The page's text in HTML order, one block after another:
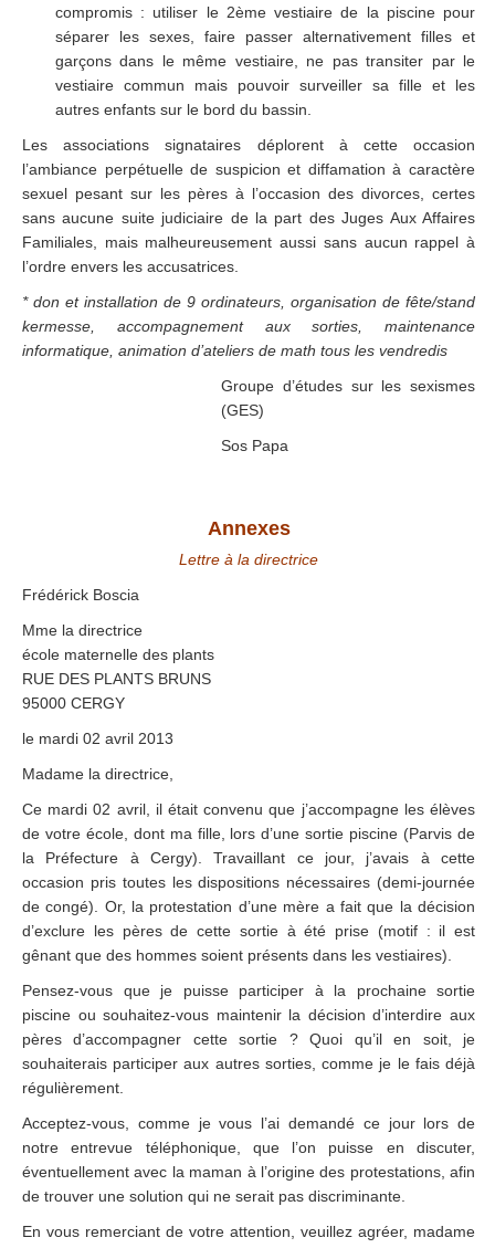
compromis : utiliser le 2ème vestiaire de la piscine pour
séparer les sexes, faire passer alternativement filles et
garçons dans le même vestiaire, ne pas transiter par le
vestiaire commun mais pouvoir surveiller sa fille et les
autres enfants sur le bord du bassin.
Les associations signataires déplorent à cette occasion
l’ambiance perpétuelle de suspicion et diffamation à caractère
sexuel pesant sur les pères à l’occasion des divorces, certes
sans aucune suite judiciaire de la part des Juges Aux Affaires
Familiales, mais malheureusement aussi sans aucun rappel à
l’ordre envers les accusatrices.
* don et installation de 9 ordinateurs, organisation de fête/stand
kermesse, accompagnement aux sorties, maintenance
informatique, animation d’ateliers de math tous les vendredis
Groupe d’études sur les sexismes
(GES)
Sos Papa
Annexes
Lettre à la directrice
Frédérick Boscia
Mme la directrice
école maternelle des plants
RUE DES PLANTS BRUNS
95000 CERGY
le mardi 02 avril 2013
Madame la directrice,
Ce mardi 02 avril, il était convenu que j’accompagne les élèves
de votre école, dont ma fille, lors d’une sortie piscine (Parvis de
la Préfecture à Cergy). Travaillant ce jour, j’avais à cette
occasion pris toutes les dispositions nécessaires (demi-journée
de congé). Or, la protestation d’une mère a fait que la décision
d’exclure les pères de cette sortie à été prise (motif : il est
gênant que des hommes soient présents dans les vestiaires).
Pensez-vous que je puisse participer à la prochaine sortie
piscine ou souhaitez-vous maintenir la décision d’interdire aux
pères d’accompagner cette sortie ? Quoi qu’il en soit, je
souhaiterais participer aux autres sorties, comme je le fais déjà
régulièrement.
Acceptez-vous, comme je vous l’ai demandé ce jour lors de
notre entrevue téléphonique, que l’on puisse en discuter,
éventuellement avec la maman à l’origine des protestations, afin
de trouver une solution qui ne serait pas discriminante.
En vous remerciant de votre attention, veuillez agréer, madame